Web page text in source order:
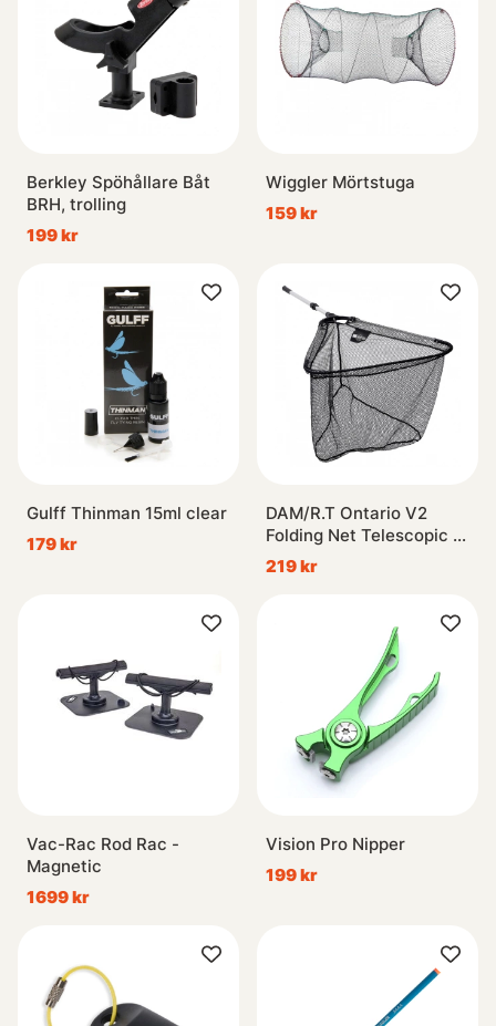
Berkley Spöhållare Båt
BRH, trolling
199 kr
Wiggler Mörtstuga
159 kr
Gulff Thinman 15ml clear
179 kr
DAM/R.T Ontario V2
Folding Net Telescopic -
50x50cm
219 kr
Vac-Rac Rod Rac -
Magnetic
1699 kr
Vision Pro Nipper
199 kr